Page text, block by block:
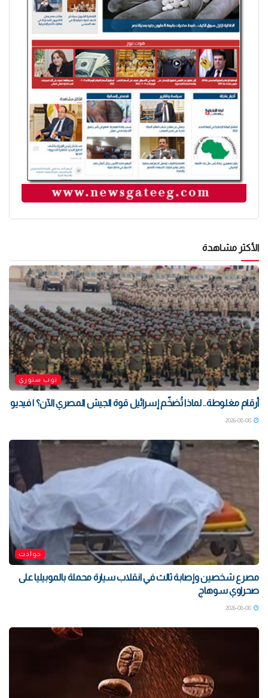
الأكثر مشاهدة
توب ستوري
أرقام مغلوطة.. لماذا تُضخّم إسرائيل قوة الجيش المصري الآن؟ | فيديو
حوادث
مصرع شخصين وإصابة ثالث في انقلاب سيارة محملة بالموبيليا على
صحراوي سوهاج